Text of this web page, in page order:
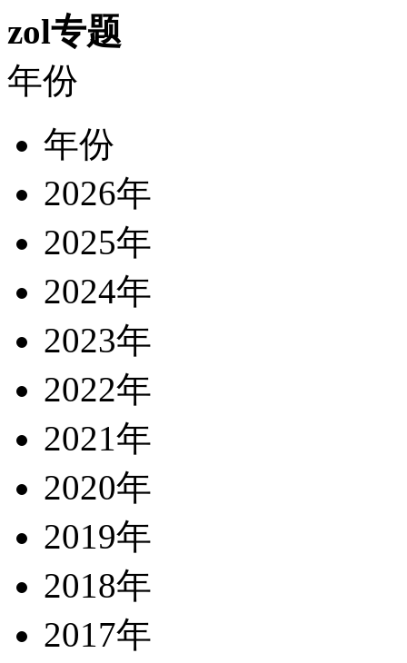
zol专题
年份
年份
2026年
2025年
2024年
2023年
2022年
2021年
2020年
2019年
2018年
2017年